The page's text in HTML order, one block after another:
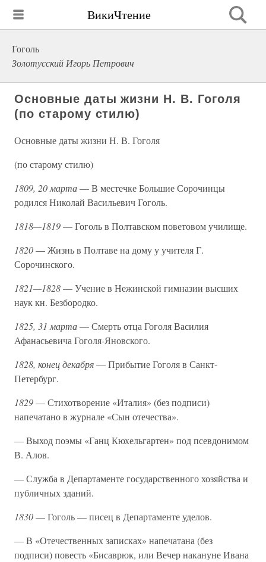
ВикиЧтение
Гоголь
Золотусский Игорь Петрович
Основные даты жизни Н. В. Гоголя
(по старому стилю)
Основные даты жизни Н. В. Гоголя
(по старому стилю)
1809, 20 марта— В местечке Большие Сорочинцы
родился Николай Васильевич Гоголь.
1818—1819— Гоголь в Полтавском поветовом училище.
1820— Жизнь в Полтаве на дому у учителя Г.
Сорочинского.
1821—1828— Учение в Нежинской гимназии высших
наук кн. Безбородко.
1825, 31 марта— Смерть отца Гоголя Василия
Афанасьевича Гоголя-Яновского.
1828, конец декабря— Прибытие Гоголя в Санкт-
Петербург.
1829— Стихотворение «Италия» (без подписи)
напечатано в журнале «Сын отечества».
— Выход поэмы «Ганц Кюхельгартен» под псевдонимом
В. Алов.
— Служба в Департаменте государственного хозяйства и
публичных зданий.
1830— Гоголь — писец в Департаменте уделов.
— В «Отечественных записках» напечатана (без
подписи) повесть «Бисаврюк, или Вечер накануне Ивана